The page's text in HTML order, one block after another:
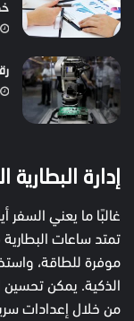
إدارة
غالبًا ما يعني
تمتد ساعات
الذكية. يمكن تحسين
من خلال إعدادات